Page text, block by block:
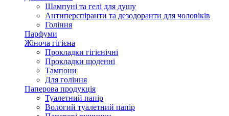
Шампуні та гелі для душу
Антиперспіранти та дезодоранти для чоловіків
Гоління
Парфуми
Жіноча гігієна
Прокладки гігієнічні
Прокладки щоденні
Тампони
Для гоління
Паперова продукція
Туалетний папір
Вологий туалетний папір